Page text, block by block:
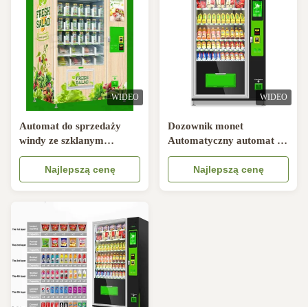
WIDEO
Automat do sprzedaży
windy ze szklanym
przenośnikiem wodnym
Najlepszą cenę
WIDEO
Dozownik monet
Automatyczny automat z
przekąskami i napojami 6
szufladNajlepszą cenę